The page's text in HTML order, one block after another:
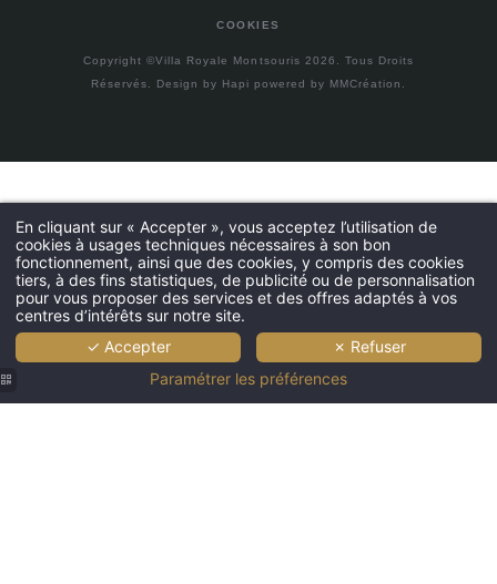
COOKIES
Copyright ©Villa Royale Montsouris 2026. Tous Droits
Réservés.
Design by Hapi powered by MMCréation .
En cliquant sur « Accepter », vous acceptez l’utilisation de
cookies à usages techniques nécessaires à son bon
fonctionnement, ainsi que des cookies, y compris des cookies
tiers, à des fins statistiques, de publicité ou de personnalisation
pour vous proposer des services et des offres adaptés à vos
centres d’intérêts sur notre site.
✓ Accepter
✗ Refuser
Paramétrer les préférences